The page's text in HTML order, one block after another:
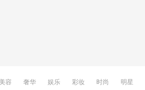
容 奢华 娱乐 彩妆 时尚 明星